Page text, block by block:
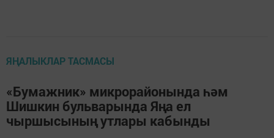
ЯҢАЛЫКЛАР ТАСМАСЫ
«Бумажник» микрорайонында һәм
Шишкин бульварында Яңа ел
чыршысының утлары кабынды